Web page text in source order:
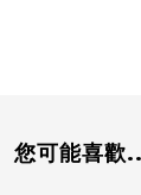
您可能喜歡